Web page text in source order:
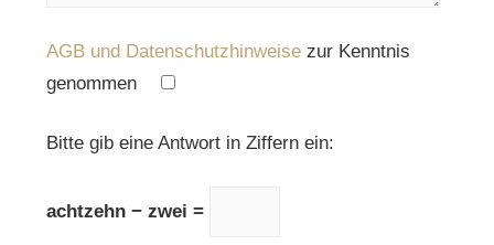
AGB und Datenschutzhinweise zur Kenntnis
genommen
Please leave this field empty.
Bitte gib eine Antwort in Ziffern ein:
achtzehn − zwei =